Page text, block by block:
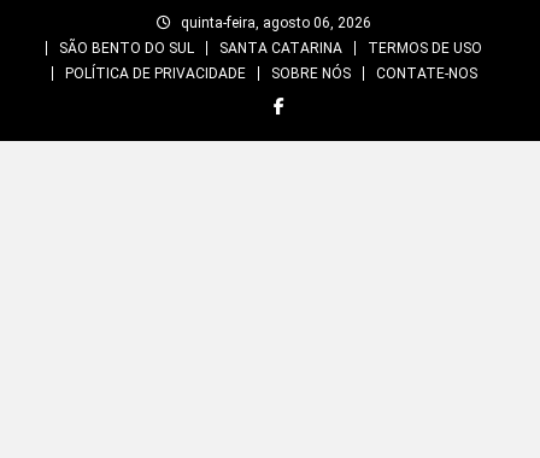
quinta-feira, agosto 06, 2026
SÃO BENTO DO SUL
SANTA CATARINA
TERMOS DE USO
POLÍTICA DE PRIVACIDADE
SOBRE NÓS CONTATE-NOS